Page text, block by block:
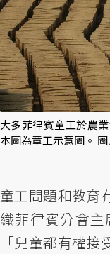
大多菲律賓童工於農
本圖為童工示意圖。
童工問題和教育
織菲律賓分會主
「兒童都有權